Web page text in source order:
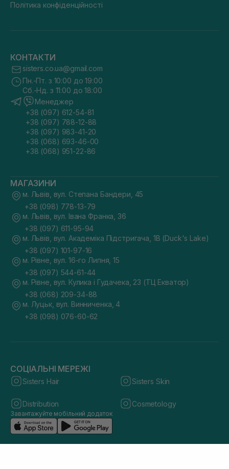
Політика конфіденційності
КОНТАКТИ
sisters.co.ua@gmail.com
Пн.-Пт. з 10:00 до 19:00
Сб.-Нд. з 11:00 до 18:00
Менеджер
+38 (097) 612-54-81
+38 (097) 788-12-88
+38 (097) 983-41-20
+38 (068) 693-46-00
+38 (068) 951-22-86
МАГАЗИНИ
м. Львів, вул. Степана Бандери, 45
+38 (098) 778-13-79
м. Львів, вул. Івана Франка, 36
+38 (097) 611-95-94
м. Львів, вул. Академіка Підстригача, 1В (Duck's Lake)
+38 (097) 101-97-16
м. Рівне, вул. 16-го Липня, 15
+38 (097) 544-61-44
м. Рівне, вул. Кулика і Гудачека, 23 (ТЦ Екватор)
+38 (068) 209-34-88
м. Луцьк, вул. Винниченка, 4
+38 (098) 076-60-62
СОЦІАЛЬНІ МЕРЕЖІ
Sisters Hair Sisters Skin
Distribution Cosmetology
Завантажуйте мобільний додаток